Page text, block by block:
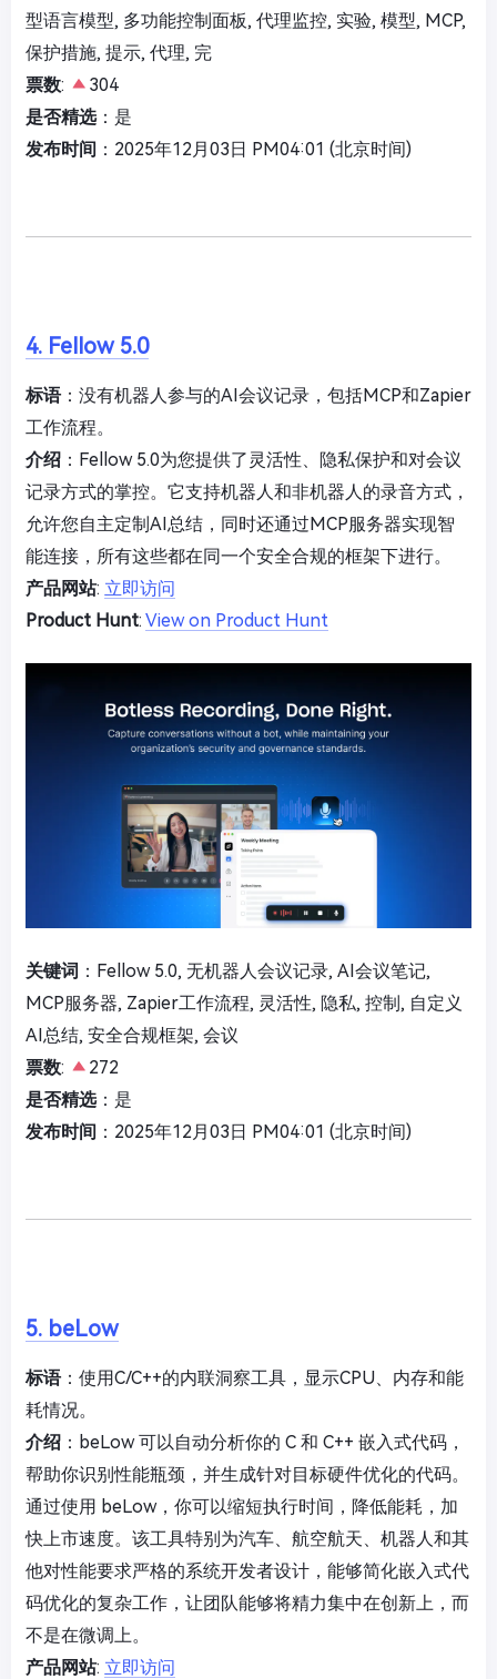
型语言模型, 多功能控制面板, 代理监控, 实验, 模型, MCP,
保护措施, 提示, 代理, 完
票数:
304
是否精选：是
发布时间 ：2025年12月03日 PM04:01 (北京时间)
4. Fellow 5.0
标语：没有机器人参与的AI会议记录，包括MCP和Zapier
工作流程。
介绍 ：Fellow 5.0为您提供了灵活性、隐私保护和对会议
记录方式的掌控。它支持机器人和非机器人的录音方式，
允许您自主定制AI总结，同时还通过MCP服务器实现智
能连接，所有这些都在同一个安全合规的框架下进行。
产品网站: 立即访问
Product Hunt: View on Product Hunt
关键词 ：Fellow 5.0, 无机器人会议记录, AI会议笔记,
MCP服务器, Zapier工作流程, 灵活性, 隐私, 控制, 自定义
AI总结, 安全合规框架, 会议
票数:
272
是否精选：是
发布时间 ：2025年12月03日 PM04:01 (北京时间)
5. beLow
标语：使用C/C++的内联洞察工具，显示CPU、内存和能
耗情况。
介绍 ：beLow 可以自动分析你的 C 和 C++ 嵌入式代码，
帮助你识别性能瓶颈，并生成针对目标硬件优化的代码。
通过使用 beLow，你可以缩短执行时间，降低能耗，加
快上市速度。该工具特别为汽车、航空航天、机器人和其
他对性能要求严格的系统开发者设计，能够简化嵌入式代
码优化的复杂工作，让团队能够将精力集中在创新上，而
不是在微调上。
产品网站: 立即访问